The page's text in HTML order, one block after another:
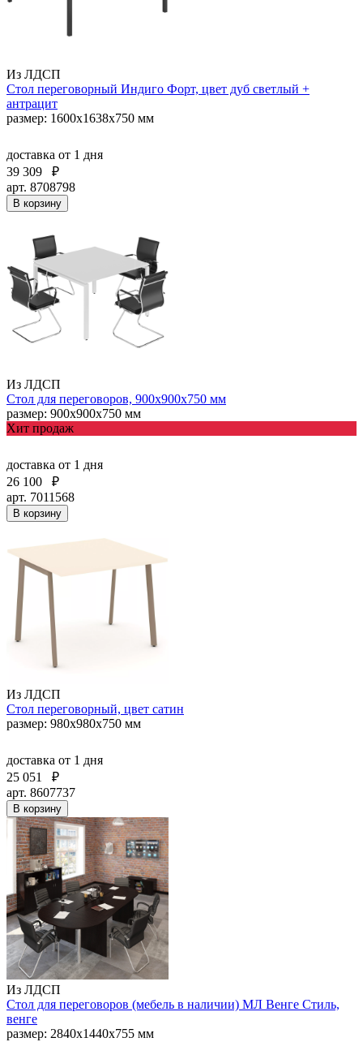
Из ЛДСП
Стол переговорный Индиго Форт, цвет дуб светлый +
антрацит
размер: 1600х1638х750 мм
доставка от 1 дня
39 309
₽
арт. 8708798
В корзину
Из ЛДСП
Стол для переговоров, 900х900х750 мм
размер: 900х900х750 мм
Хит продаж
доставка от 1 дня
26 100
₽
арт. 7011568
В корзину
Из ЛДСП
Стол переговорный, цвет сатин
размер: 980х980х750 мм
доставка от 1 дня
25 051
₽
арт. 8607737
В корзину
Из ЛДСП
Стол для переговоров (мебель в наличии) МЛ Венге Стиль,
венге
размер: 2840х1440х755 мм